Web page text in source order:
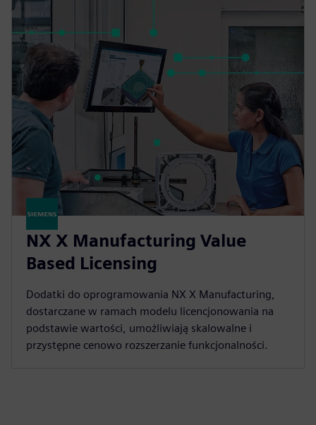
NX X Manufacturing Value
Based Licensing
Dodatki do oprogramowania NX X Manufacturing,
dostarczane w ramach modelu licencjonowania na
podstawie wartości, umożliwiają skalowalne i
przystępne cenowo rozszerzanie funkcjonalności.